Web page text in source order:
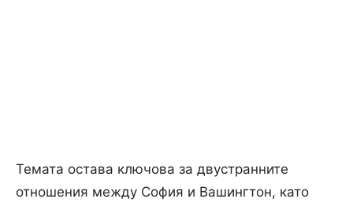
Темата остава ключова за двустранните
отношения между София и Вашингтон, като